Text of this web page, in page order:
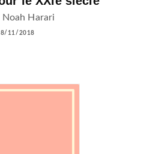
Noah Harari
11/2018